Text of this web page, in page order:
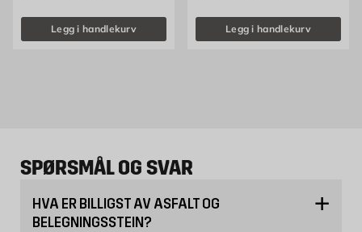
Legg i handlekurv Legg i handlekurv
SPØRSMÅL OG SVAR
HVA ER BILLIGST AV ASFALT OG
BELEGNINGSSTEIN?